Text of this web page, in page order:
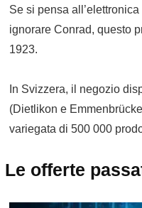
Se si pensa
ignorare Conrad, questo
1923.
In Svizzera, il negozio
(Dietlikon e
variegata di 500 000
Le offerte